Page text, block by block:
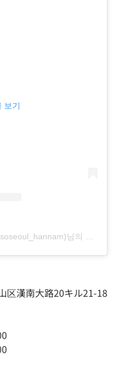
보기
区漢南大路20キル21-18